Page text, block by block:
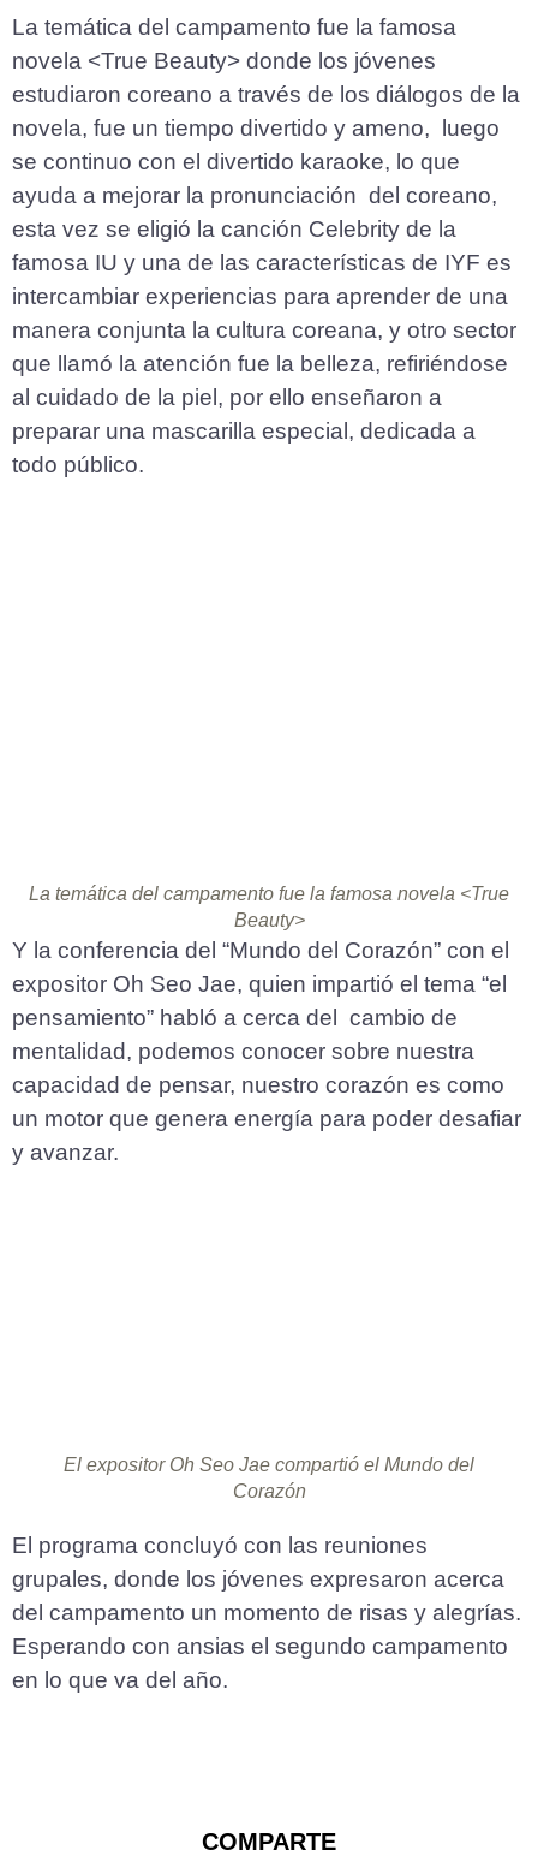
La temática del campamento fue la famosa
novela <True Beauty> donde los jóvenes
estudiaron coreano a través de los diálogos de la
novela, fue un tiempo divertido y ameno, luego
se continuo con el divertido karaoke, lo que
ayuda a mejorar la pronunciación del coreano,
esta vez se eligió la canción Celebrity de la
famosa IU y una de las características de IYF es
intercambiar experiencias para aprender de una
manera conjunta la cultura coreana, y otro sector
que llamó la atención fue la belleza, refiriéndose
al cuidado de la piel, por ello enseñaron a
preparar una mascarilla especial, dedicada a
todo público.
La temática del campamento fue la famosa novela <True
Beauty>
Y la conferencia del “Mundo del Corazón” con el
expositor Oh Seo Jae, quien impartió el tema “el
pensamiento” habló a cerca del cambio de
mentalidad, podemos conocer sobre nuestra
capacidad de pensar, nuestro corazón es como
un motor que genera energía para poder desafiar
y avanzar.
El expositor Oh Seo Jae compartió el Mundo del
Corazón
El programa concluyó con las reuniones
grupales, donde los jóvenes expresaron acerca
del campamento un momento de risas y alegrías.
Esperando con ansias el segundo campamento
en lo que va del año.
COMPARTE​